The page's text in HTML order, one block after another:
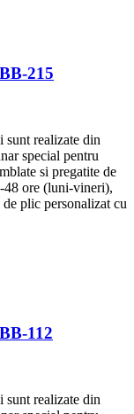
215
sunt realizate din
special pentru
si pregatite de
48 ore (luni-vineri),
plic personalizat cu
112
sunt realizate din